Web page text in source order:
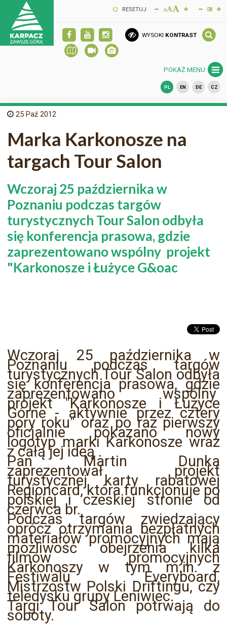
RESETUJ
WYSOKI KONTRAST
POKAŻ MENU
PL EN DE CZ
25 Paź 2012
Marka Karkonosze na
targach Tour Salon
Wczoraj 25 października w
Poznaniu podczas targów
turystycznych Tour Salon odbyła
się konferencja prasowa, gdzie
zaprezentowano wspólny projekt
"Karkonosze i Łużyce G&oac
Wczoraj 25 października w
Poznaniu podczas targów
turystycznych Tour Salon odbyła
się konferencja prasowa, gdzie
zaprezentowano wspólny
projekt "Karkonosze i Łużyce
Górne - aktywnie przez cztery
pory roku" oraz po raz pierwszy
oficjalnie pokazano nowy
logotyp marki Karkonosze wraz
z całą jej ideą .
Pan Martin Dunka
zaprezentował projekt
turystycznej karty rabatowej
Regioncard, która funkcjonuje po
polskiej i czeskiej stronie od
czerwca br.
Podczas targów zwiedzający
oprócz otrzymania bezpłatnych
materiałów promocyjnych mają
możliwość obejrzenia kilka
filmów promocyjnych
Karkonoszy w tym m.in. z
Festiwalu Everyboard,
Mistrzostw Polski Driftingu, czy
teledysku grupy Leniwiec.
Targi Tour Salon potrwają do
soboty.